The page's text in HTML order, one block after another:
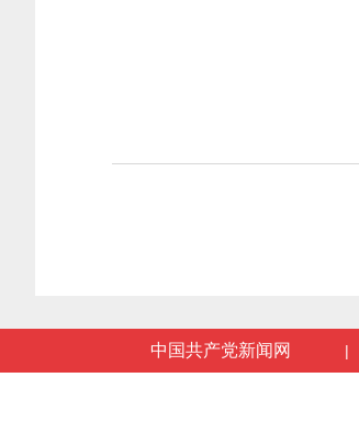
中国共产党新闻网 |